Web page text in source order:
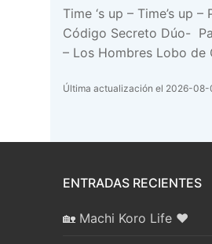
Time ‘s up – Time’s up
Código Secreto Dúo-
– Los Hombres Lobo de
Última actualización el 2026-08-
ENTRADAS RECIENTES
🏡 Machi Koro Life ❤️